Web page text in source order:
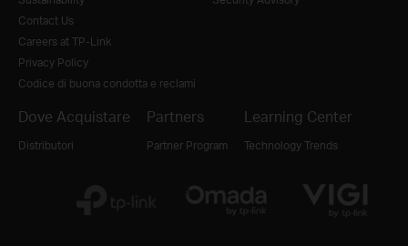
Contact Us
Careers at TP-Link
Privacy Policy
Codice di buona condotta e reclami
Dove Acquistare
Distributori
Partners
Partner Program
Learning Center
Technology Trends